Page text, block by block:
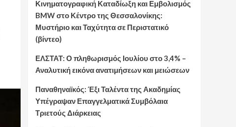
Κινηματογραφική Καταδίωξη και Εμβολισμός
BMW στο Κέντρο της Θεσσαλονίκης:
Μυστήριο και Ταχύτητα σε Περιστατικό
(βίντεο)
ΕΛΣΤΑΤ: Ο πληθωρισμός Ιουλίου στο 3,4% –
Αναλυτική εικόνα ανατιμήσεων και μειώσεων
Παναθηναϊκός: Έξι Ταλέντα της Ακαδημίας
Υπέγραψαν Επαγγελματικά Συμβόλαια
Τριετούς Διάρκειας